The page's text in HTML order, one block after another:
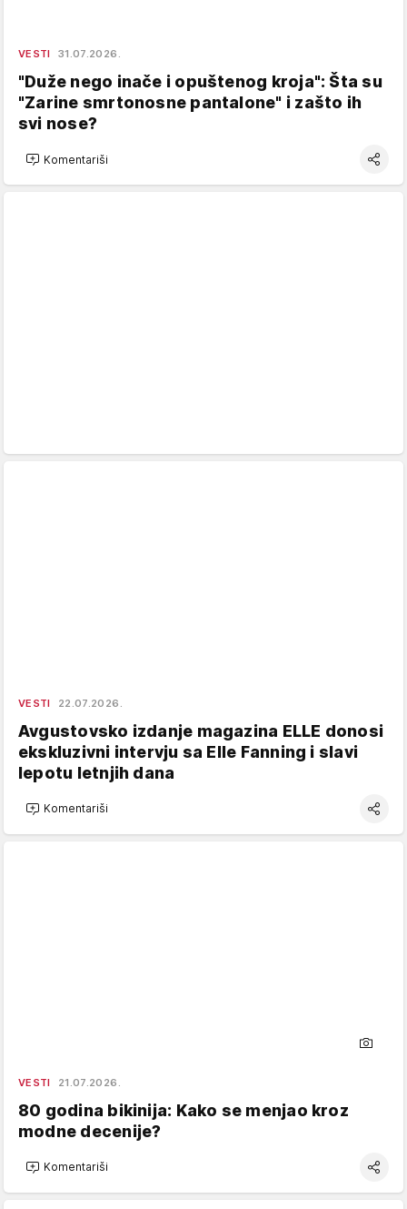
VESTI 31.07.2026.
"Duže nego inače i opuštenog kroja": Šta su
"Zarine smrtonosne pantalone" i zašto ih
svi nose?
Komentariši
VESTI 22.07.2026.
Avgustovsko izdanje magazina ELLE donosi
ekskluzivni intervju sa Elle Fanning i slavi
lepotu letnjih dana
Komentariši
VESTI 21.07.2026.
80 godina bikinija: Kako se menjao kroz
modne decenije?
Komentariši